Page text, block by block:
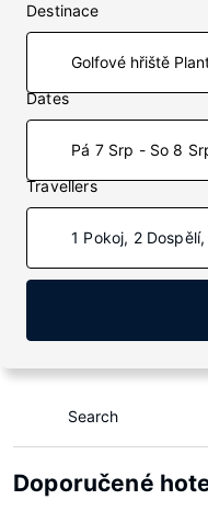
Destinace
Dates
Pá 7 Srp - So 8
Travellers
1 Pokoj, 2
Search
Doporučené